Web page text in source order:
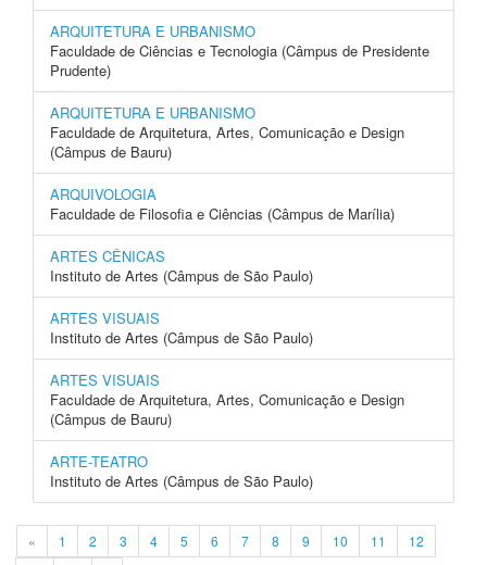
ARQUITETURA E URBANISMO
Faculdade de Ciências e Tecnologia (Câmpus de Presidente
Prudente)
ARQUITETURA E URBANISMO
Faculdade de Arquitetura, Artes, Comunicação e Design
(Câmpus de Bauru)
ARQUIVOLOGIA
Faculdade de Filosofia e Ciências (Câmpus de Marília)
ARTES CÊNICAS
Instituto de Artes (Câmpus de São Paulo)
ARTES VISUAIS
Instituto de Artes (Câmpus de São Paulo)
ARTES VISUAIS
Faculdade de Arquitetura, Artes, Comunicação e Design
(Câmpus de Bauru)
ARTE-TEATRO
Instituto de Artes (Câmpus de São Paulo)
« 1 2 3 4 5 6 7 8 9 10 11
12